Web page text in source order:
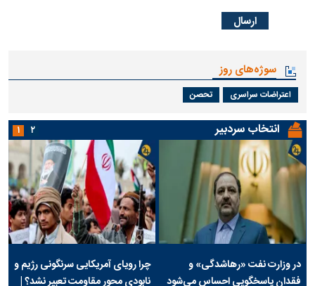
سوژه‌های روز
اعتراضات سراسری تحصن
انتخاب سردبیر
در وزارت نفت «رهاشدگی» و
فقدان پاسخگویی احساس می‌شود
چرا رویای آمریکایی سرنگونی رژیم و
نابودی محور مقاومت تعبیر نشد؟ |
۱ ۲